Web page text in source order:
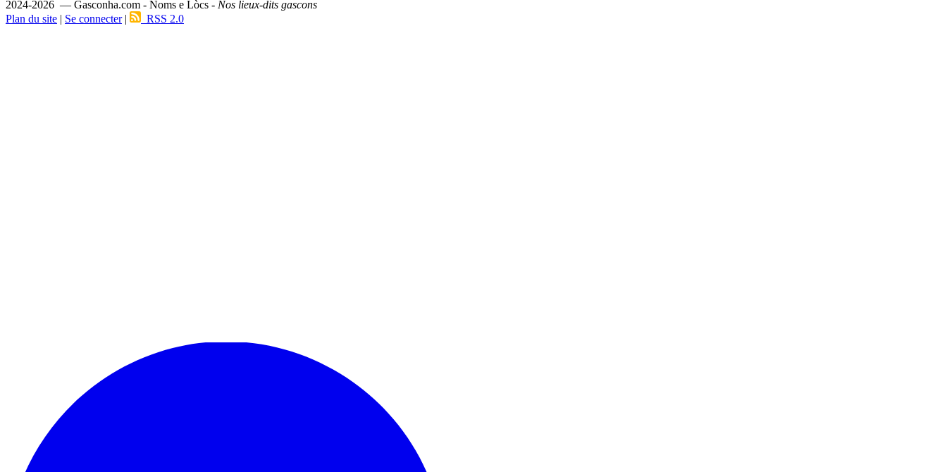
2024-2026 — Gasconha.com - Noms e Lòcs - Nos lieux-dits gascons
Plan du site
Se connecter| RSS 2.0